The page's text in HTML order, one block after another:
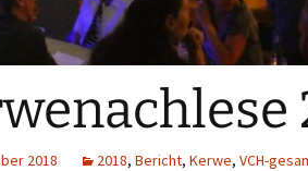
2018 2018, Bericht, Kerwe, VCH-